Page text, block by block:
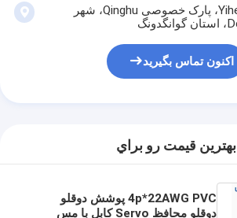
شماره 1، خیابان Yiheng، پارک خصوصی Qinghu، شهر
اکنون تماس بگیرید
بهترين قيمت رو براي
4p*22AWG PVC پوشش دوقلو
دوقلو محافظ Servo کابل با مس